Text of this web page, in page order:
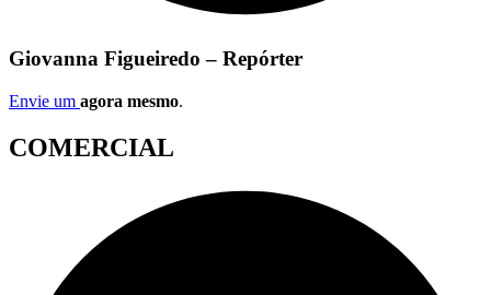
Giovanna Figueiredo – Repórter
Envie um agora mesmo.
COMERCIAL